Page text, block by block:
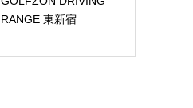
RANGE 東新宿